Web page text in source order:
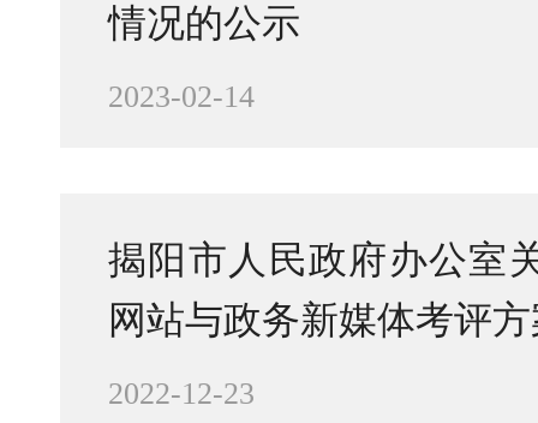
情况的公示
2023-02-14
揭阳市人民政府办公室
网站与政务新媒体考评
2022-12-23